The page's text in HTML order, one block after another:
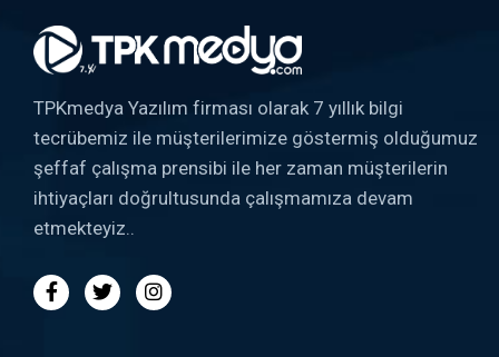
TPKmedya Yazılım firması olarak 7 yıllık bilgi
tecrübemiz ile müşterilerimize göstermiş olduğumuz
şeffaf çalışma prensibi ile her zaman müşterilerin
ihtiyaçları doğrultusunda çalışmamıza devam
etmekteyiz..